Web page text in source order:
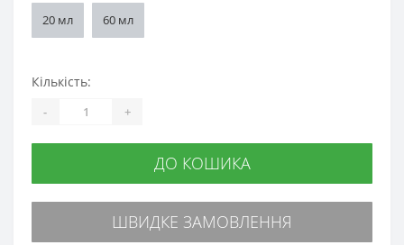
20 мл 60 мл
Кількість:
- +
ДО КОШИКА
ШВИДКЕ ЗАМОВЛЕННЯ